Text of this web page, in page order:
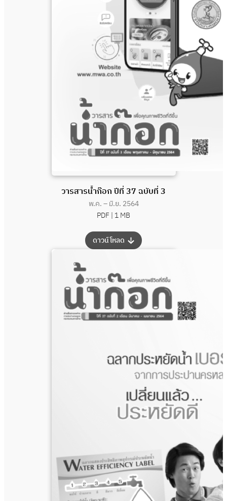
วารสารน้ำก๊อก ปีที่ 37 ฉบับที่ 3
พ.ค. – มิ.ย. 2564
PDF | 1 MB
ดาวน์โหลด
:
วารสาร
น้ำ
ก๊อก
ปี
ที่
37